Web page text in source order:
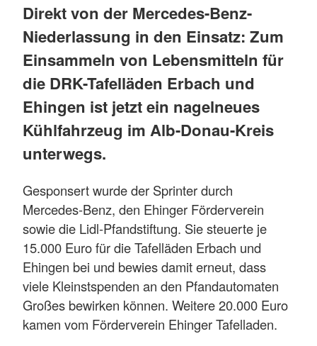
Direkt von der Mercedes-Benz-
Niederlassung in den Einsatz: Zum
Einsammeln von Lebensmitteln für
die DRK-Tafelläden Erbach und
Ehingen ist jetzt ein nagelneues
Kühlfahrzeug im Alb-Donau-Kreis
unterwegs.
Gesponsert wurde der Sprinter durch
Mercedes-Benz, den Ehinger Förderverein
sowie die Lidl-Pfandstiftung. Sie steuerte je
15.000 Euro für die Tafelläden Erbach und
Ehingen bei und bewies damit erneut, dass
viele Kleinstspenden an den Pfandautomaten
Großes bewirken können. Weitere 20.000 Euro
kamen vom Förderverein Ehinger Tafelladen.